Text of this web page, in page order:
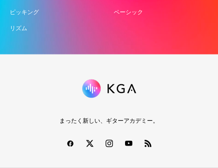
ピッキング ベーシック
リズム
まったく新しい、ギターアカデミー。